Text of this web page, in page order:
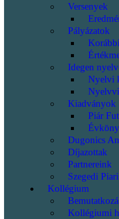
Versenyek
Pályázatok
Idegen
Nyelvi
Kiadványok
Piár
Dugonics
Díjazottak
Partnereink
Szegedi
Kollégium
Kollégiumi